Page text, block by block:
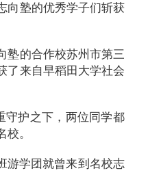
向塾的优秀学子们斩获
塾的合作校苏州市第三
了来自早稻田大学社会
守护之下，两位同学都
。
游学团就曾来到名校志